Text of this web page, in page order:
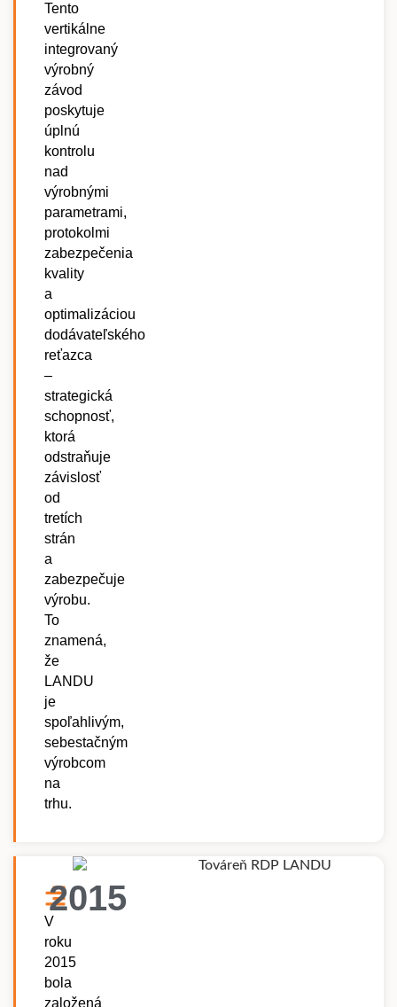
Tento
vertikálne
integrovaný
výrobný
závod
poskytuje
úplnú
kontrolu
nad
výrobnými
parametrami,
protokolmi
zabezpečenia
kvality
a
optimalizáciou
dodávateľského
reťazca
–
strategická
schopnosť,
ktorá
odstraňuje
závislosť
od
tretích
strán
a
zabezpečuje
výrobu.
To
znamená,
že
LANDU
je
spoľahlivým,
sebestačným
výrobcom
na
trhu.
2015
V
roku
2015
bola
založená